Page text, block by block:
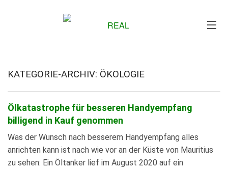
KATEGORIE-ARCHIV: ÖKOLOGIE
Ölkatastrophe für besseren Handyempfang
billigend in Kauf genommen
Was der Wunsch nach besserem Handyempfang alles
anrichten kann ist nach wie vor an der Küste von Mauritius
zu sehen: Ein Öltanker lief im August 2020 auf ein